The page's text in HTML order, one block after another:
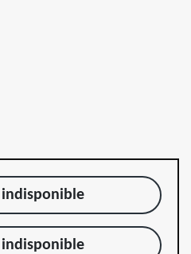
indisponible
indisponible